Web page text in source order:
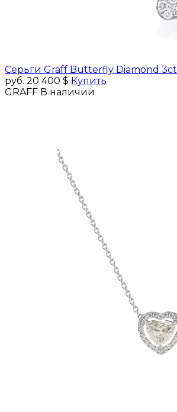
Серьги Graff Butterfly Diamond 3ct
руб. 20 400 $ Купить
GRAFF В наличии